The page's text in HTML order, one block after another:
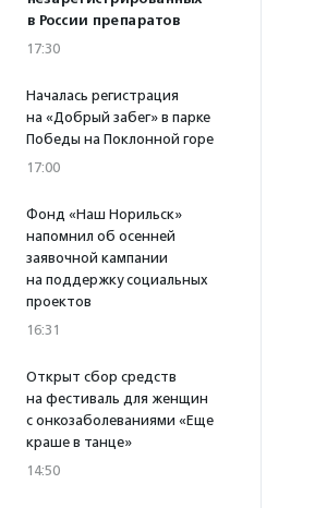
в России препаратов
17:30
Началась регистрация
на «Добрый забег» в парке
Победы на Поклонной горе
17:00
Фонд «Наш Норильск»
напомнил об осенней
заявочной кампании
на поддержку социальных
проектов
16:31
Открыт сбор средств
на фестиваль для женщин
с онкозаболеваниями «Еще
краше в танце»
14:50